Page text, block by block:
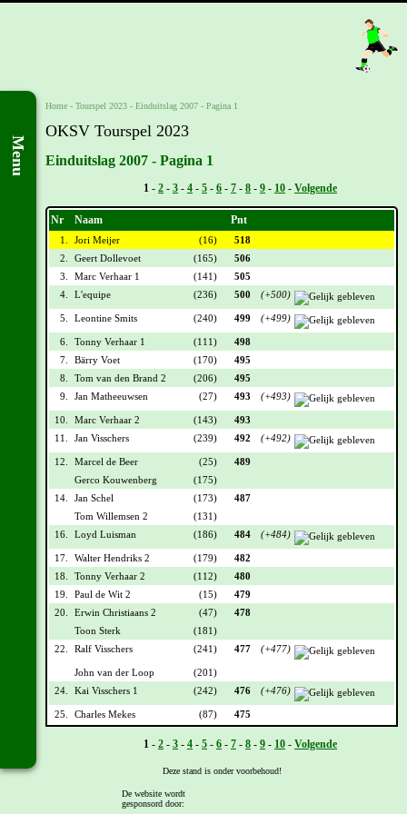
Menu
Home - Tourspel 2023 - Einduitslag 2007 - Pagina 1
OKSV Tourspel 2023
Einduitslag 2007 - Pagina 1
1 - 2 - 3 - 4 - 5 - 6 - 7 - 8 - 9 - 10 - Volgende
Nr Naam Pnt
1. Jori Meijer (16)
518
2.
Geert Dollevoet (165)
506
3.
Marc Verhaar 1 (141)
505
4.
L'equipe (236) 500 (+500)
5. Leontine Smits (240) 499 (+499)
6. Tonny Verhaar 1 (111)
498
7.
Bärry Voet (170)
495
8.
Tom van den Brand 2 (206)
495
9.
Jan Matheeuwsen (27) 493 (+493)
10. Marc Verhaar 2 (143)
493
11.
Jan Visschers (239) 492 (+492)
12. Marcel de Beer (25)
489
Gerco Kouwenberg
(175)
14.
Jan Schel (173)
487
Tom Willemsen 2
(131)
16.
Loyd Luisman (186) 484 (+484)
17. Walter Hendriks 2 (179)
482
18.
Tonny Verhaar 2 (112)
480
19.
Paul de Wit 2 (15)
479
20.
Erwin Christiaans 2 (47)
478
Toon Sterk
(181)
22.
Ralf Visschers (241) 477 (+477)
John van der Loop
(201)
24.
Kai Visschers 1 (242) 476 (+476)
25. Charles Mekes (87) 475
1 - 2 - 3 - 4 - 5 - 6 - 7 - 8 - 9 - 10 - Volgende
Deze stand is onder voorbehoud!
De website wordt
gesponsord door: